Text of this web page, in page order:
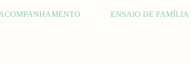
ENSAIO DE FAMÍLIA